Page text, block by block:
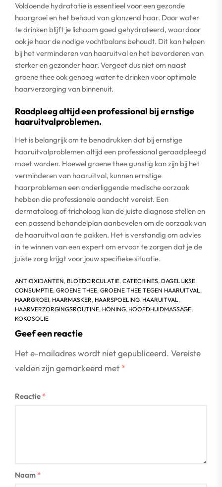
Voldoende hydratatie is essentieel voor een gezonde
haargroei en het behoud van glanzend haar. Door water
te drinken blijft je lichaam goed gehydrateerd, waardoor
ook je haar de nodige vochtbalans behoudt. Dit kan helpen
bij het verminderen van haaruitval en het bevorderen van
sterker en gezonder haar. Vergeet dus niet om naast
groene thee ook genoeg water te drinken voor optimale
haarverzorging van binnenuit.
Raadpleeg altijd een professional bij ernstige
haaruitvalproblemen.
Het is belangrijk om te benadrukken dat bij ernstige
haaruitvalproblemen altijd een professional geraadpleegd
moet worden. Hoewel groene thee gunstig kan zijn bij het
verminderen van haaruitval, kunnen ernstige
haarproblemen een onderliggende medische oorzaak
hebben die professionele aandacht vereist. Een
dermatoloog of tricholoog kan de juiste diagnose stellen en
een passend behandelplan aanbevelen om de oorzaak van
de haaruitval aan te pakken. Het is verstandig om advies
in te winnen van een expert om ervoor te zorgen dat je de
juiste zorg krijgt voor jouw specifieke situatie.
ANTIOXIDANTEN, BLOEDCIRCULATIE, CATECHINES, DAGELIJKSE
CONSUMPTIE, GROENE THEE, GROENE THEE TEGEN HAARUITVAL ,
HAARGROEI, HAARMASKER, HAARSPOELING, HAARUITVAL ,
HAARVERZORGINGSROUTINE, HONING, HOOFDHUIDMASSAGE,
KOKOSOLIE
Geef een reactie
Het e-mailadres wordt niet gepubliceerd. Vereiste
velden zijn gemarkeerd met *
Reactie *
Naam *